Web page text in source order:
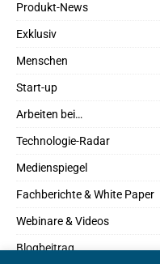
Produkt-News
Exklusiv
Menschen
Start-up
Arbeiten bei…
Technologie-Radar
Medienspiegel
Fachberichte & White Paper
Webinare & Videos
Blogbeitrag